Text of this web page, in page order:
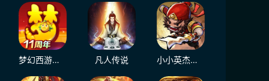
梦幻西游（大陆服） 凡人传说 小小英杰：合战天下